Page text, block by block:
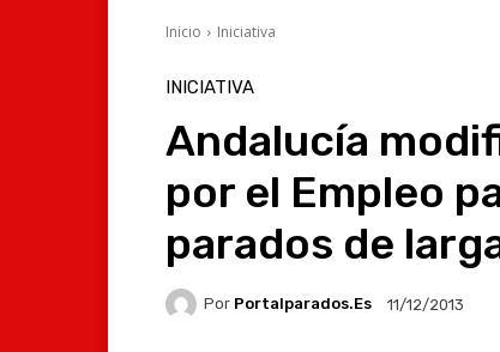
Inicio Iniciativa
INICIATIVA
Andalucía
por el Empleo
parados de
Por Portalparados.es 11/12/2013